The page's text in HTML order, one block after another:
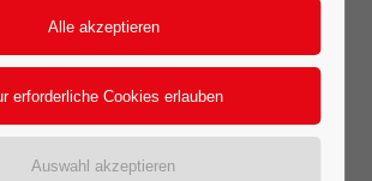
sit amet: